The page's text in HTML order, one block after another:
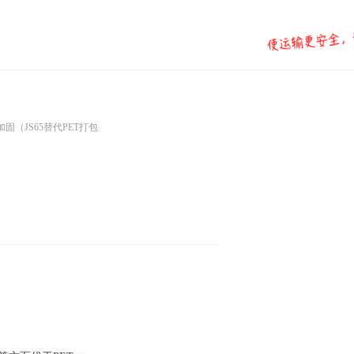
固（JS65替代PET打包